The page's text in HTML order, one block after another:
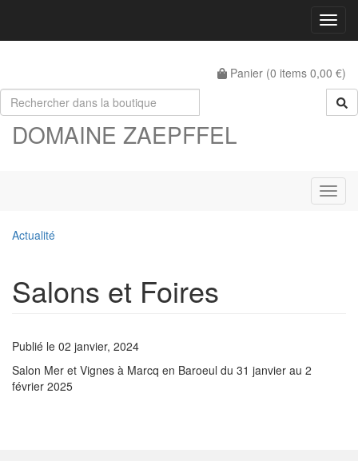
Menu
Panier (0 items 0,00 €)
DOMAINE ZAEPFFEL
Menu
Actualité
Salons et Foires
Publié le 02 janvier, 2024
Salon Mer et Vignes à Marcq en Baroeul du 31 janvier au 2
février 2025